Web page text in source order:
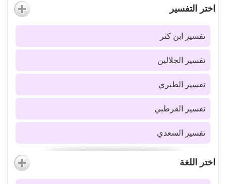
اختر التفسير
تفسير ابن كثر
تفسير الجلالين
تفسير الطبري
تفسير القرطبي
تفسير السعدي
اختر اللغة